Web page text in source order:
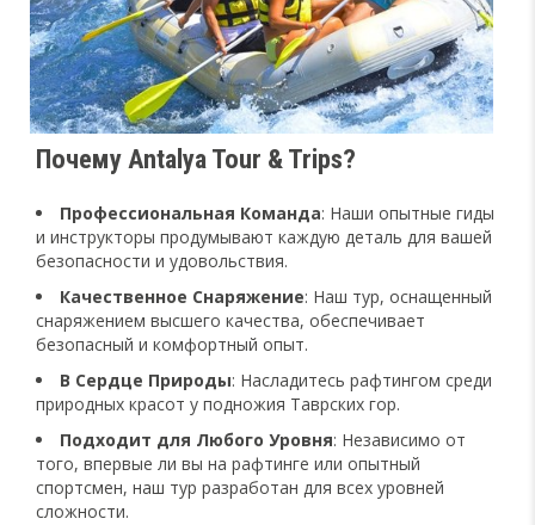
Почему Antalya Tour & Trips?
Профессиональная Команда: Наши опытные гиды
и инструкторы продумывают каждую деталь для вашей
безопасности и удовольствия.
Качественное Снаряжение: Наш тур, оснащенный
снаряжением высшего качества, обеспечивает
безопасный и комфортный опыт.
В Сердце Природы: Насладитесь рафтингом среди
природных красот у подножия Таврских гор.
Подходит для Любого Уровня: Независимо от
того, впервые ли вы на рафтинге или опытный
спортсмен, наш тур разработан для всех уровней
сложности.